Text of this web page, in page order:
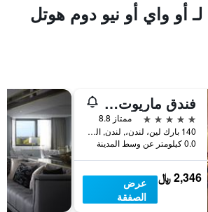
أو واي أو نيو دوم هوتل
فندق ماريوت لندن بارك لاين
5 نجوم
ممتاز 8.8
140 بارك لين، لندن،, لندن, المملكة المتحدة
0.0 كيلومتر عن وسط المدينة
2,346 ﷼
عرض
الصفقة